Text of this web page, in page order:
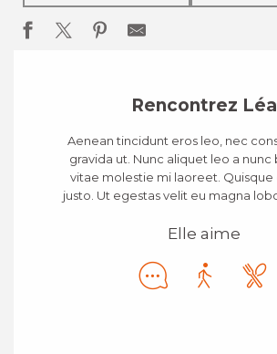
Rencontrez Léa
Aenean tincidunt eros leo, nec
gravida ut. Nunc aliquet leo a nunc
vitae molestie mi laoreet. Quisque
justo. Ut egestas velit eu magna
Elle aime